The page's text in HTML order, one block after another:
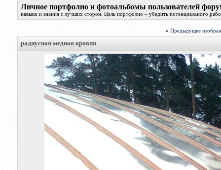
Личное портфолио и фотоальбомы пользователей
навыки и знания с лучших сторон. Цель портфолио – убедить потенциального
« Предыдущее
радиусная медная кровля